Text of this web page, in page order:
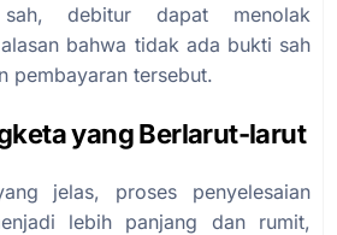
debitur dapat menolak
bahwa tidak ada bukti sah
pembayaran tersebut.
yang Berlarut-larut
jelas, proses penyelesaian
lebih panjang dan rumit,